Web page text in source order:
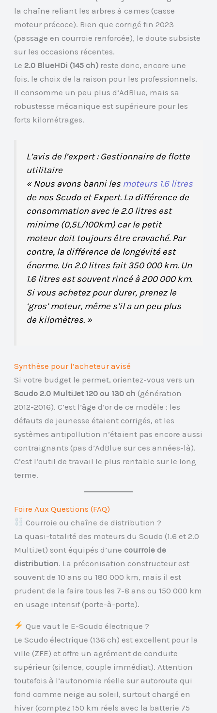
la chaîne reliant les arbres à cames (casse
moteur précoce). Bien que corrigé fin 2023
(passage en courroie renforcée), le doute subsiste
sur les occasions récentes.
Le2.0 BlueHDi (145 ch) reste donc, encore une
fois, le choix de la raison pour les professionnels.
Il consomme un peu plus d’AdBlue, mais sa
robustesse mécanique est supérieure pour les
forts kilométrages.
L’avis de l’expert : Gestionnaire de flotte
utilitaire
« Nous avons banni les moteurs 1.6 litres
de nos Scudo et Expert. La différence de
consommation avec le 2.0 litres est
minime (0,5L/100km) car le petit
moteur doit toujours être cravaché. Par
contre, la différence de longévité est
énorme. Un 2.0 litres fait 350 000 km. Un
1.6 litres est souvent rincé à 200 000 km.
Si vous achetez pour durer, prenez le
‘gros’ moteur, même s’il a un peu plus
de kilomètres. »
Synthèse pour l’acheteur avisé
Si votre budget le permet, orientez-vous vers un
Scudo 2.0 MultiJet 120 ou 130 ch (génération
2012-2016). C’est l’âge d’or de ce modèle : les
défauts de jeunesse étaient corrigés, et les
systèmes antipollution n’étaient pas encore aussi
contraignants (pas d’AdBlue sur ces années-là).
C’est l’outil de travail le plus rentable sur le long
terme.
Foire Aux Questions (FAQ)
Courroie ou chaîne de distribution ?
La quasi-totalité des moteurs du Scudo (1.6 et 2.0
MultiJet) sont équipés d’unecourroie de
distribution. La préconisation constructeur est
souvent de 10 ans ou 180 000 km, mais il est
prudent de la faire tous les 7-8 ans ou 150 000 km
en usage intensif (porte-à-porte).
Que vaut le E-Scudo électrique ?
Le Scudo électrique (136 ch) est excellent pour la
ville (ZFE) et offre un agrément de conduite
supérieur (silence, couple immédiat). Attention
toutefois à l’autonomie réelle sur autoroute qui
fond comme neige au soleil, surtout chargé en
hiver (comptez 150 km réels avec la batterie 75